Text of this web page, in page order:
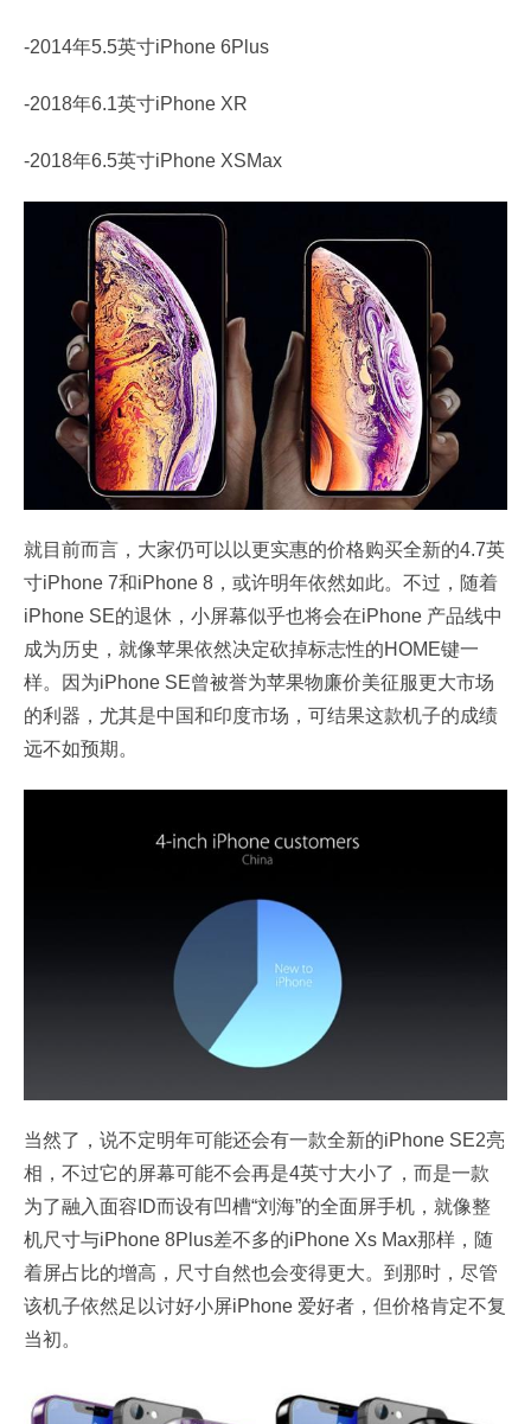
-2014年5.5英寸iPhone 6Plus
-2018年6.1英寸iPhone XR
-2018年6.5英寸iPhone XSMax
就目前而言，大家仍可以以更实惠的价格购买全新的4.7英
寸iPhone 7和iPhone 8，或许明年依然如此。不过，随着
iPhone SE的退休，小屏幕似乎也将会在iPhone 产品线中
成为历史，就像苹果依然决定砍掉标志性的HOME键一
样。因为iPhone SE曾被誉为苹果物廉价美征服更大市场
的利器，尤其是中国和印度市场，可结果这款机子的成绩
远不如预期。
当然了，说不定明年可能还会有一款全新的iPhone SE2亮
相，不过它的屏幕可能不会再是4英寸大小了，而是一款
为了融入面容ID而设有凹槽“刘海”的全面屏手机，就像整
机尺寸与iPhone 8Plus差不多的iPhone Xs Max那样，随
着屏占比的增高，尺寸自然也会变得更大。到那时，尽管
该机子依然足以讨好小屏iPhone 爱好者，但价格肯定不复
当初。